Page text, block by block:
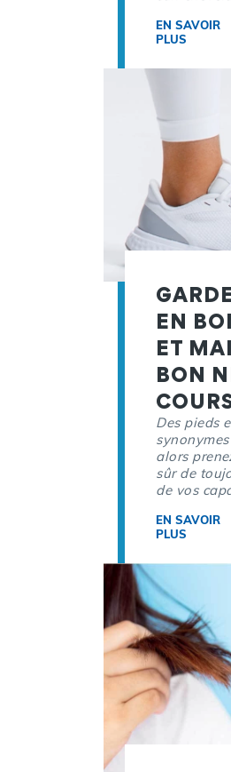
EN SAVOIR
PLUS
EN
ET
BON
Des pieds
alors
sûr de
de vos
EN SAVOIR
PLUS